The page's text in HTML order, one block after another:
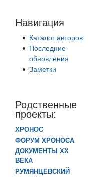
Навигация
Каталог авторов
Последние
обновления
Заметки
Родственные
проекты:
ХРОНОС
ФОРУМ ХРОНОСА
ДОКУМЕНТЫ XX
ВЕКА
РУМЯНЦЕВСКИЙ